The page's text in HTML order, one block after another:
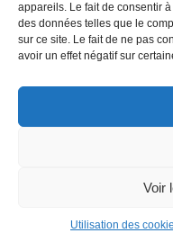
Nous utilisons des
J'ai
appareils. Le fait de consentir
des données telles que le
sur ce site. Le fait de ne pas
avoir un effet négatif sur
Voir
Utilisation des
Mortalité routière en